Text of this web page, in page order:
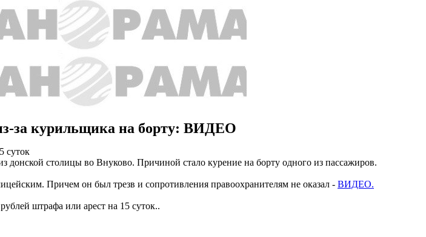
за курильщика на борту: ВИДЕО
суток
донской столицы во Внуково. Причиной стало курение на борту одного из пассажиров.
Причем он был трезв и сопротивления правоохранителям не оказал - ВИДЕО.
штрафа или арест на 15 суток..